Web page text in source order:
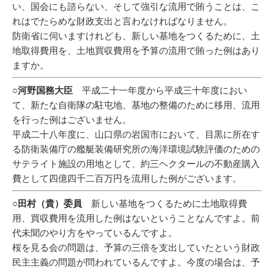
い、国会にも諮らない、そして強引な流用で賄うことは、こ
れはでたらめな財政支出と言わなければなりません。
防衛省に伺いますけれども、新しい基地をつくるために、土
地取得費用を、土地買収費用を予算の流用で賄った例はあり
ますか。
○河野国務大臣 平成二十一年度から平成三十年度におい
て、新たな自衛隊の駐屯地、基地の整備のために移用、流用
を行った例はございません。
平成二十八年度に、山口県の岩国市において、目黒に所在す
る防衛装備庁の艦艇装備研究所の海洋環境試験評価のための
サテライト施設の用地として、約三ヘクタールの不動産購入
費として四億四千二百万円を流用した例がございます。
○田村（貴）委員 新しい基地をつくるために土地取得費
用、買収費用を流用した例はないということなんですよ。前
代未聞のやり方をやっているんですよ。
桜を見る会の問題は、予算の三倍を支出していたという財政
民主主義の問題が問われているんですよ。今度の場合は、予